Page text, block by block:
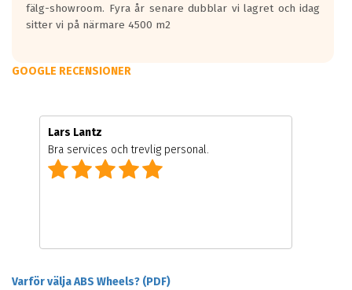
fälg-showroom. Fyra år senare dubblar vi lagret och idag
sitter vi på närmare 4500 m2
GOOGLE RECENSIONER
Lars Lantz
Bra services och trevlig personal.
Varför välja ABS Wheels? (PDF)